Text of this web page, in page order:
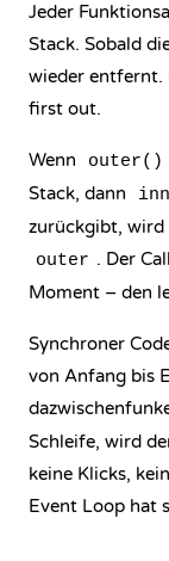
Jeder
Stack. Sobald
wieder entfernt.
first out.
Wenn outer()
Stack, dann
zurückgibt, wird
outer . Der
Moment – den
Synchroner
von Anfang bis
Schleife, wird
keine Klicks,
Event Loop hat